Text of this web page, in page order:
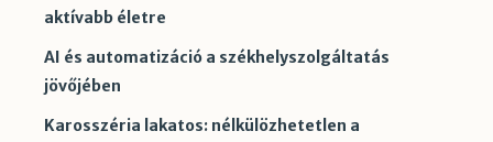
aktívabb életre
AI és automatizáció a székhelyszolgáltatás
jövőjében
Karosszéria lakatos: nélkülözhetetlen a